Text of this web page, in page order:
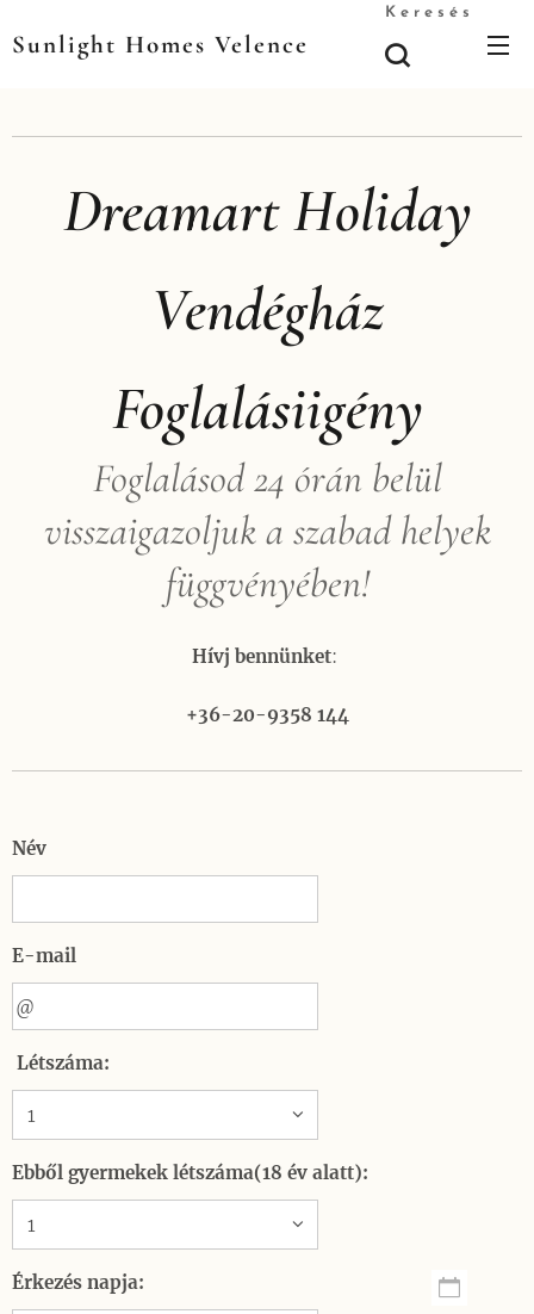
Sunlight Homes Velence
Keresés
Dreamart Holiday
Vendégház
Foglalásiigény
Foglalásod 24 órán belül
visszaigazoljuk a szabad helyek
függvényében!
Hívj bennünket:
+36-20-9358 144
Név
E-mail
Létszáma:
Ebből gyermekek létszáma(18 év alatt):
Érkezés napja: